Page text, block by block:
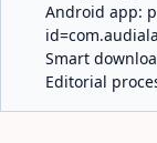
Android app:
Smart
Editorial